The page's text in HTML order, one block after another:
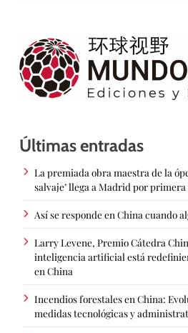
Últimas entradas
La premiada obra maestra de la
salvaje’ llega a Madrid por
Así se responde en China cuando
Larry Levene, Premio Cátedra
inteligencia artificial está
en China
Incendios forestales en China:
medidas tecnológicas y